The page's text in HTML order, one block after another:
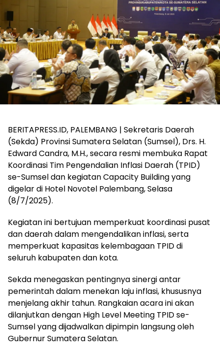
BERITAPRESS.ID, PALEMBANG | Sekretaris Daerah
(Sekda) Provinsi Sumatera Selatan (Sumsel), Drs. H.
Edward Candra, M.H., secara resmi membuka Rapat
Koordinasi Tim Pengendalian Inflasi Daerah (TPID)
se-Sumsel dan kegiatan Capacity Building yang
digelar di Hotel Novotel Palembang, Selasa
(8/7/2025).
Kegiatan ini bertujuan memperkuat koordinasi pusat
dan daerah dalam mengendalikan inflasi, serta
memperkuat kapasitas kelembagaan TPID di
seluruh kabupaten dan kota.
Sekda menegaskan pentingnya sinergi antar
pemerintah dalam menekan laju inflasi, khususnya
menjelang akhir tahun. Rangkaian acara ini akan
dilanjutkan dengan High Level Meeting TPID se-
Sumsel yang dijadwalkan dipimpin langsung oleh
Gubernur Sumatera Selatan.